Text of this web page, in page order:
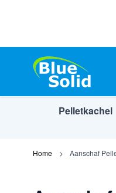
Pelletkachel
Home Aanschaf